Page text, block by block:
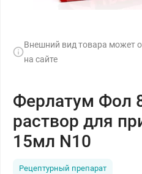
Внешний вид товара может
на сайте
Ферлатум Фол
раствор для
15мл N10
Рецептурный препарат